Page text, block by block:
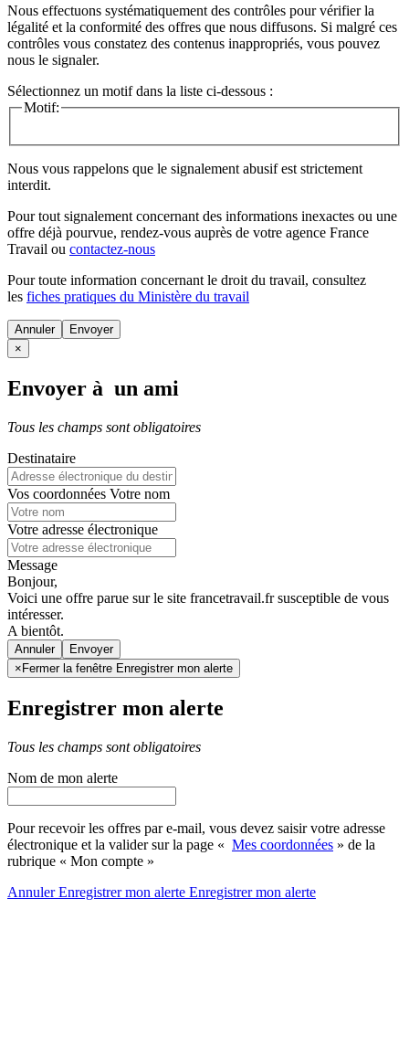
Nous effectuons systématiquement des contrôles pour vérifier la
légalité et la conformité des offres que nous diffusons. Si malgré ces
contrôles vous constatez des contenus inappropriés, vous pouvez
nous le signaler.
Sélectionnez un motif dans la liste ci-dessous :
Motif:
Nous vous rappelons que le signalement abusif est strictement
interdit.
Pour tout signalement concernant des informations inexactes ou une
offre déjà pourvue, rendez-vous auprès de votre agence France
Travail ou contactez-nous
Pour toute information concernant le droit du travail, consultez
les fiches pratiques du Ministère du travail
Annuler
×
Envoyer à un ami
Tous les champs sont obligatoires
Destinataire
Vos coordonnées Votre nom
Votre adresse électronique
Message
Bonjour,
Voici une offre parue sur le site francetravail.fr susceptible de vous
intéresser.
A bientôt.
Annuler
× Fermer la fenêtre Enregistrer mon alerte
Enregistrer mon alerte
Tous les champs sont obligatoires
Nom de mon alerte
Pour recevoir les offres par e-mail, vous devez saisir votre adresse
électronique et la valider sur la page « Mes coordonnées » de la
rubrique « Mon compte »
AnnulerEnregistrer mon alerte Enregistrermon alerte